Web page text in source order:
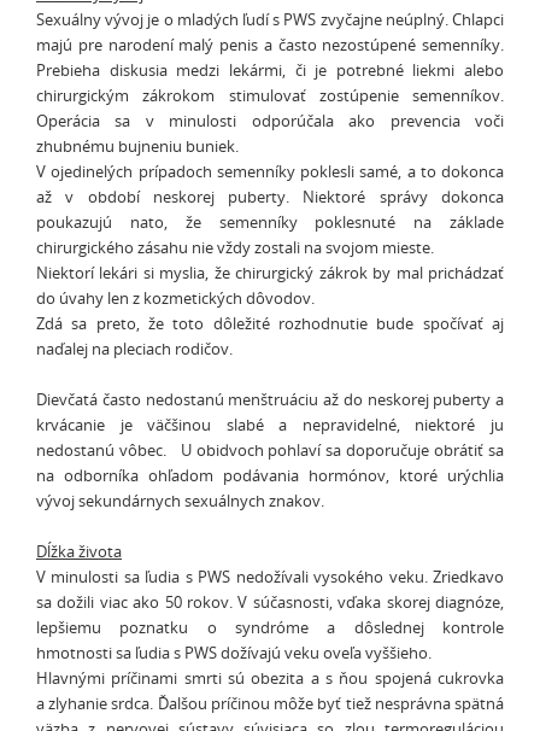
Sexuálny vývoj je o mladých ľudí s PWS zvyčajne neúplný. Chlapci
majú pre narodení malý penis a často nezostúpené semenníky.
Prebieha diskusia medzi lekármi, či je potrebné liekmi alebo
chirurgickým zákrokom stimulovať zostúpenie semenníkov.
Operácia sa v minulosti odporúčala ako prevencia voči
zhubnému bujneniu buniek.
V ojedinelých prípadoch semenníky poklesli samé, a to dokonca
až v období neskorej puberty. Niektoré správy dokonca
poukazujú nato, že semenníky poklesnuté na základe
chirurgického zásahu nie vždy zostali na svojom mieste.
Niektorí lekári si myslia, že chirurgický zákrok by mal prichádzať
do úvahy len z kozmetických dôvodov.
Zdá sa preto, že toto dôležité rozhodnutie bude spočívať aj
naďalej na pleciach rodičov.
Dievčatá často nedostanú menštruáciu až do neskorej puberty a
krvácanie je väčšinou slabé a nepravidelné, niektoré ju
nedostanú vôbec.
U obidvoch pohlaví sa doporučuje obrátiť sa
na odborníka ohľadom podávania hormónov, ktoré urýchlia
vývoj sekundárnych sexuálnych znakov.
Dĺžka života
V minulosti sa ľudia s PWS nedožívali vysokého veku. Zriedkavo
sa dožili viac ako 50 rokov. V súčasnosti, vďaka skorej diagnóze,
lepšiemu poznatku o syndróme a dôslednej kontrole
hmotnosti sa ľudia s PWS dožívajú veku oveľa vyššieho.
Hlavnými príčinami smrti sú obezita a s ňou spojená cukrovka
a zlyhanie srdca. Ďalšou príčinou môže byť tiež nesprávna spätná